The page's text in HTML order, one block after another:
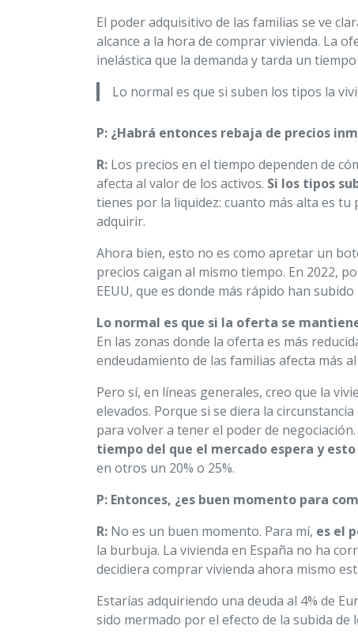
El poder adquisitivo de las familias se ve
alcance a la hora de comprar vivienda. La
inelástica que la demanda y tarda un
Lo normal es que si suben los tipos la
P: ¿Habrá entonces rebaja de precios
R: Los precios en el tiempo dependen de
afecta al valor de los activos. Si los tipos
tienes por la liquidez: cuanto más alta es
adquirir.
Ahora bien, esto no es como apretar un
precios caigan al mismo tiempo. En 2022,
EEUU, que es donde más rápido han
Lo normal es que si la oferta se
En las zonas donde la oferta es más
endeudamiento de las familias afecta más
Pero sí, en líneas generales, creo que la
elevados. Porque si se diera la
para volver a tener el poder de
tiempo del que el mercado espera y
en otros un 20% o 25%.
P: Entonces, ¿es buen momento para
R: No es un buen momento. Para mí, es el
la burbuja. La vivienda en España no ha
decidiera comprar vivienda ahora mismo
Estarías adquiriendo una deuda al 4% de
sido mermado por el efecto de la subida de